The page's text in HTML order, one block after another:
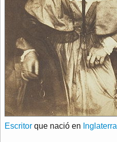
Escritor que nació en Inglaterra